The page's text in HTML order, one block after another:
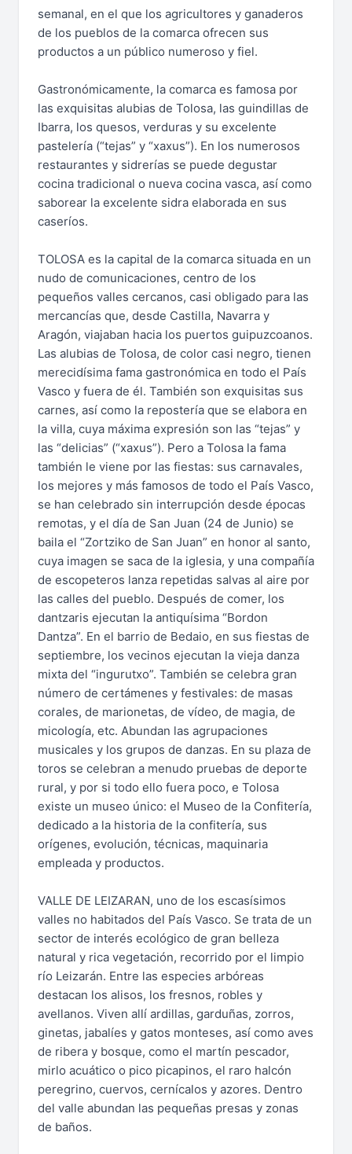
semanal, en el que los agricultores y ganaderos
de los pueblos de la comarca ofrecen sus
productos a un público numeroso y fiel.
Gastronómicamente, la comarca es famosa por
las exquisitas alubias de Tolosa, las guindillas de
Ibarra, los quesos, verduras y su excelente
pastelería (“tejas” y “xaxus”). En los numerosos
restaurantes y sidrerías se puede degustar
cocina tradicional o nueva cocina vasca, así como
saborear la excelente sidra elaborada en sus
caseríos.
TOLOSA es la capital de la comarca situada en un
nudo de comunicaciones, centro de los
pequeños valles cercanos, casi obligado para las
mercancías que, desde Castilla, Navarra y
Aragón, viajaban hacia los puertos guipuzcoanos.
Las alubias de Tolosa, de color casi negro, tienen
merecidísima fama gastronómica en todo el País
Vasco y fuera de él. También son exquisitas sus
carnes, así como la repostería que se elabora en
la villa, cuya máxima expresión son las “tejas” y
las “delicias” (“xaxus”). Pero a Tolosa la fama
también le viene por las fiestas: sus carnavales,
los mejores y más famosos de todo el País Vasco,
se han celebrado sin interrupción desde épocas
remotas, y el día de San Juan (24 de Junio) se
baila el “Zortziko de San Juan” en honor al santo,
cuya imagen se saca de la iglesia, y una compañía
de escopeteros lanza repetidas salvas al aire por
las calles del pueblo. Después de comer, los
dantzaris ejecutan la antiquísima “Bordon
Dantza”. En el barrio de Bedaio, en sus fiestas de
septiembre, los vecinos ejecutan la vieja danza
mixta del “ingurutxo”. También se celebra gran
número de certámenes y festivales: de masas
corales, de marionetas, de vídeo, de magia, de
micología, etc. Abundan las agrupaciones
musicales y los grupos de danzas. En su plaza de
toros se celebran a menudo pruebas de deporte
rural, y por si todo ello fuera poco, e Tolosa
existe un museo único: el Museo de la Confitería,
dedicado a la historia de la confitería, sus
orígenes, evolución, técnicas, maquinaria
empleada y productos.
VALLE DE LEIZARAN, uno de los escasísimos
valles no habitados del País Vasco. Se trata de un
sector de interés ecológico de gran belleza
natural y rica vegetación, recorrido por el limpio
río Leizarán. Entre las especies arbóreas
destacan los alisos, los fresnos, robles y
avellanos. Viven allí ardillas, garduñas, zorros,
ginetas, jabalíes y gatos monteses, así como aves
de ribera y bosque, como el martín pescador,
mirlo acuático o pico picapinos, el raro halcón
peregrino, cuervos, cernícalos y azores. Dentro
del valle abundan las pequeñas presas y zonas
de baños.